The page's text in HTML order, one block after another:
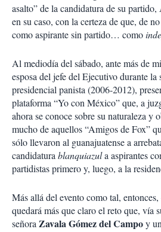
asalto” de la candidatura de su
en su caso, con la certeza de que, de
como aspirante sin partido… como
Al mediodía del sábado, ante más de
esposa del jefe del Ejecutivo durante la
presidencial panista (2006-2012),
plataforma “Yo con México” que, a
ahora se conoce sobre su naturaleza y
mucho de aquellos “Amigos de Fox”
sólo llevaron al guanajuatense a
candidatura blanquiazula aspirantes
partidistas primero y, luego, a la
Más allá del evento como tal, entonces,
quedará más que claro el reto que, vía
señora Zavala Gómez del Campoy